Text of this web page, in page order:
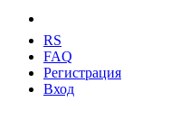
RS
FAQ
Регистрация
Вход